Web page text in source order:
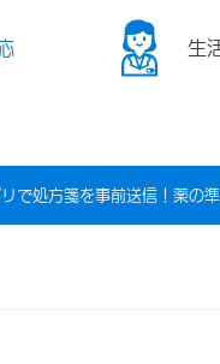
生
リで処方箋を事前送信！薬の